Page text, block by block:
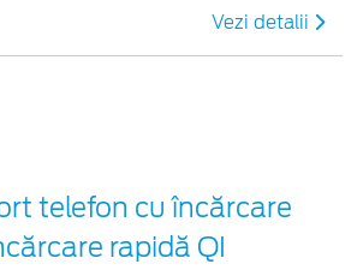
Vezi detalii
telefon cu încărcare
rapidă QI